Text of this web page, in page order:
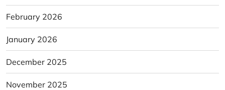
February 2026
January 2026
December 2025
November 2025